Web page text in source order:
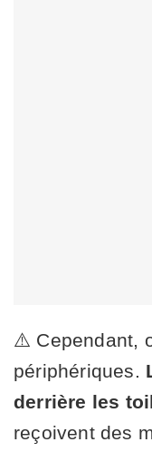
⚠️ Cependant,
périphériques.
derrière les
reçoivent des